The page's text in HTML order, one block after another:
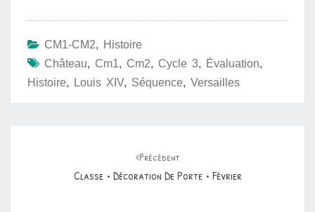
CM1-CM2, Histoire
Château, Cm1, Cm2, Cycle 3, Évaluation,
Histoire, Louis XIV, Séquence, Versailles
Précédent
Classe • Décoration De Porte • Février